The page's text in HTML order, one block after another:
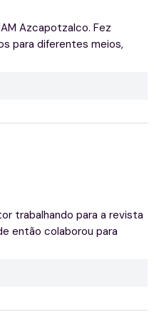
Azcapotzalco. Fez
para diferentes meios,
trabalhando para a revista
então colaborou para